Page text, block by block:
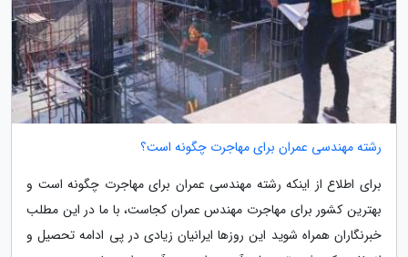
رشته مهندسی عمران برای مهاجرت چگونه است؟
برای اطلاع از اینکه رشته مهندسی عمران برای مهاجرت چگونه است و
بهترین کشور برای مهاجرت مهندس عمران کجاست، با ما در این مطلب
خبرنگاران همراه شوید این روزها ایرانیان زیادی در پی ادامه تحصیل و